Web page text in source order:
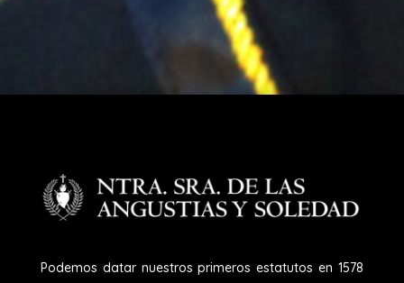
Podemos datar nuestros primeros estatutos en 1578